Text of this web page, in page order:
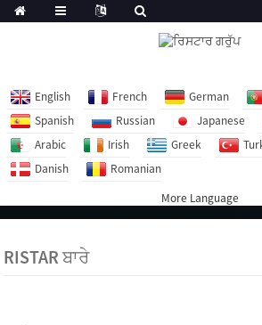
English French German
Spanish
Russian Japanese
Arabic
Irish Greek
Danish
Romanian
More Language
RISTAR ਬਾਰੇ